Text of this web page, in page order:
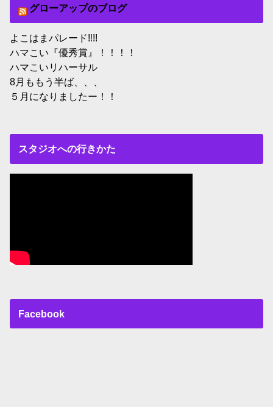
グローアップのブログ
よこはまパレード‼︎!!
ハマこい『優秀賞』！！！！
ハマこいリハーサル
8月ももう半ば、、、
５月になりましたー！！
スタジオへの行きかた
Facebook